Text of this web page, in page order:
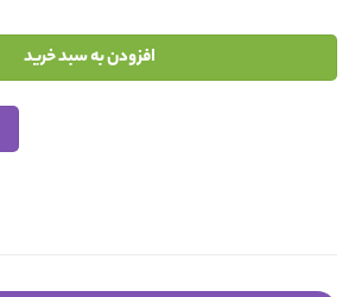
افزودن به سبد خرید